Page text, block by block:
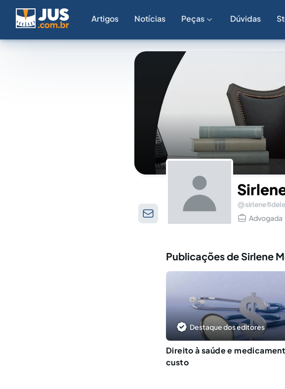
Artigos Notícias Peças Dúvidas
Advogada
Publicações de Sirlene
Destaque dos editores
Direito à saúde e
custo